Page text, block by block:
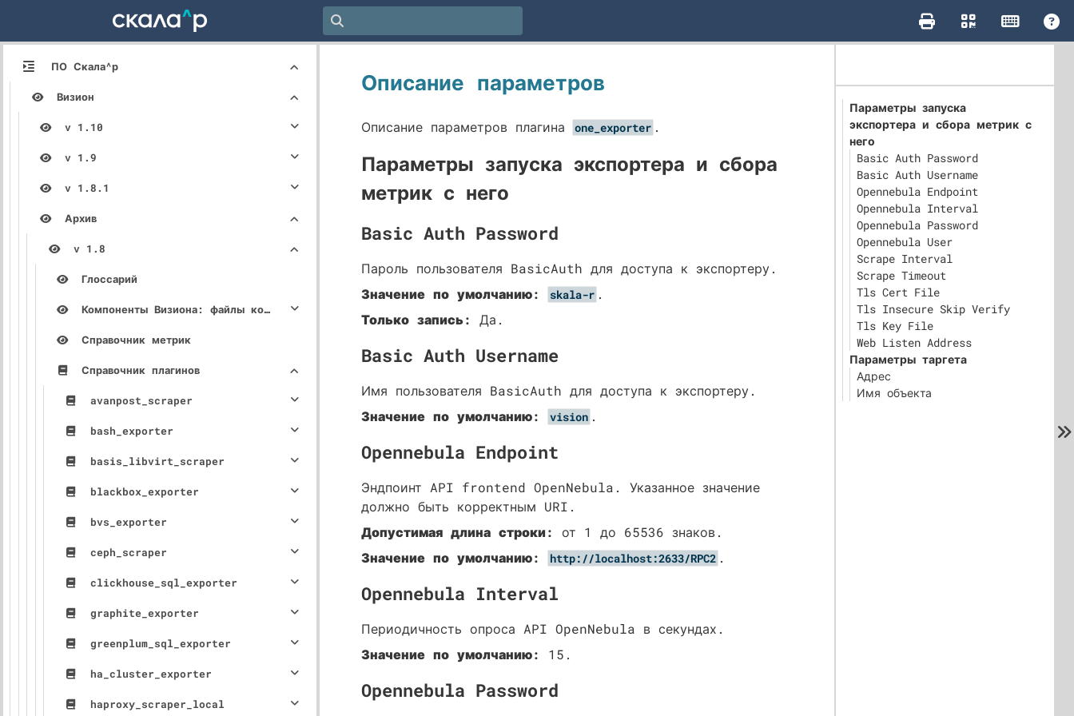
ПО Скала^р
Визион
v 1.10
v 1.9
v 1.8.1
Архив
v 1.8
Глоссарий
Компоненты Визиона: файлы конфигурации, описание параметров
Справочник метрик
Справочник плагинов
avanpost_scraper
bash_exporter
basis_libvirt_scraper
blackbox_exporter
bvs_exporter
ceph_scraper
clickhouse_sql_exporter
graphite_exporter
greenplum_sql_exporter
ha_cluster_exporter
haproxy_scraper_local
Описание параметров
Описание параметров плагина one_exporter .
Параметры запуска экспортера и сбора
метрик с него
Basic Auth Password
Пароль пользователя BasicAuth для доступа к экспортеру.
Значение по умолчанию:
skala-r .
Только запись:
Да.
Basic Auth Username
Имя пользователя BasicAuth для доступа к экспортеру.
Значение по умолчанию:
vision .
Opennebula Endpoint
Эндпоинт API frontend OpenNebula. Указанное значение
должно быть корректным URI.
Допустимая длина строки:
от 1 до 65536 знаков.
Значение по умолчанию:
http://localhost:2633/RPC2 .
Opennebula Interval
Периодичность опроса API OpenNebula в секундах.
Значение по умолчанию:
15.
Opennebula Password
Параметры запуска
экспортера и сбора метрик с
него
Basic Auth Password
Basic Auth Username
Opennebula Endpoint
Opennebula Interval
Opennebula Password
Opennebula User
Scrape Interval
Scrape Timeout
Tls Cert File
Tls Insecure Skip Verify
Tls Key File
Web Listen Address
Параметры таргета
Адрес
Имя объекта